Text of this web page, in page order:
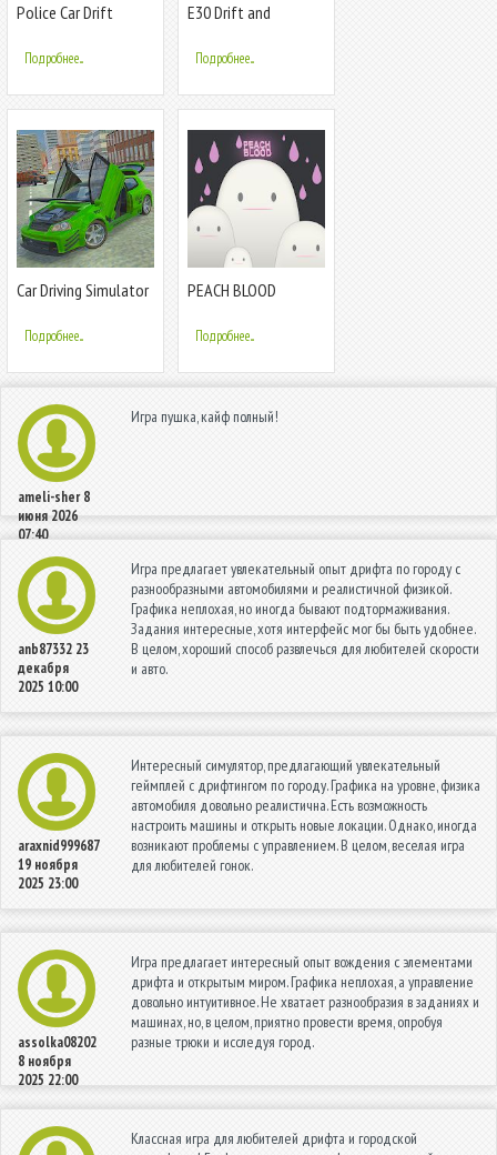
Police Car Drift
Подробнее...
E30 Drift and
Подробнее...
Car Driving Simulator
Подробнее...
PEACH BLOOD
Подробнее...
ameli-sher 8
июня 2026
07:40
Игра пушка, кайф полный!
anb87332 23
декабря
2025 10:00
Игра предлагает увлекательный опыт дрифта по городу с
разнообразными автомобилями и реалистичной физикой.
Графика неплохая, но иногда бывают подтормаживания.
Задания интересные, хотя интерфейс мог бы быть удобнее.
В целом, хороший способ развлечься для любителей скорости
и авто.
araxnid999687
19 ноября
2025 23:00
Интересный симулятор, предлагающий увлекательный
геймплей с дрифтингом по городу. Графика на уровне, физика
автомобиля довольно реалистична. Есть возможность
настроить машины и открыть новые локации. Однако, иногда
возникают проблемы с управлением. В целом, веселая игра
для любителей гонок.
assolka08202
8 ноября
2025 22:00
Игра предлагает интересный опыт вождения с элементами
дрифта и открытым миром. Графика неплохая, а управление
довольно интуитивное. Не хватает разнообразия в заданиях и
машинах, но, в целом, приятно провести время, опробуя
разные трюки и исследуя город.
Классная игра для любителей дрифта и городской